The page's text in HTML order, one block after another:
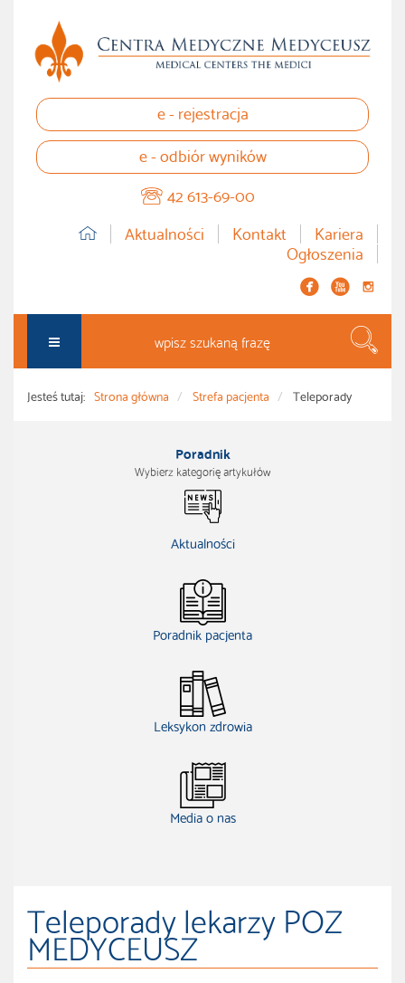
e - rejestracja
e - odbiór wyników
42 613-69-00
Aktualności
Kontakt Kariera
Ogłoszenia
  instagram
Jesteś tutaj: Strona główna Strefa pacjenta Teleporady
Poradnik
Wybierz kategorię artykułów
Aktualności
Poradnik pacjenta
Leksykon zdrowia
Media o nas
Teleporady lekarzy POZ
MEDYCEUSZ